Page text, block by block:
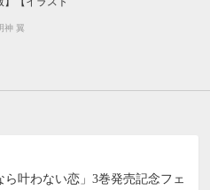
神 翼
ら叶わない恋」3巻発売記念フェ